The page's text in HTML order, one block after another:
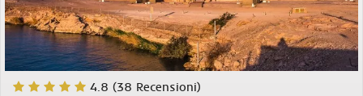
4.8 (38 Recensioni)